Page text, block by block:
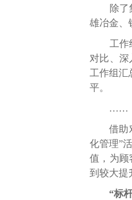
除了集
雄冶金、
工作组
对比、深
工作组汇
平。
……
借助对
化管理”
值，为顾
到较大提
“标